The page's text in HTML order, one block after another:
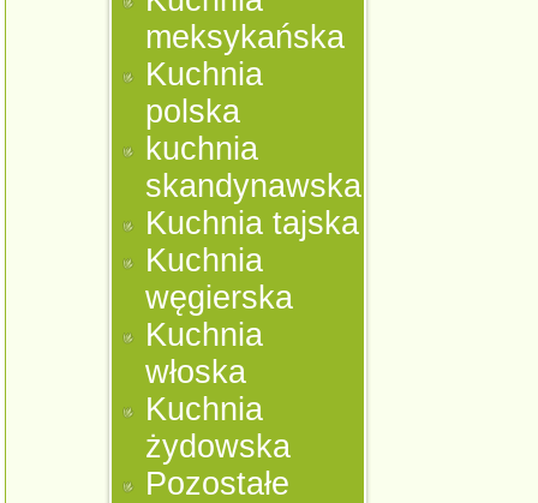
meksykańska
Kuchnia
polska
kuchnia
skandynawska
Kuchnia tajska
Kuchnia
węgierska
Kuchnia
włoska
Kuchnia
żydowska
Pozostałe